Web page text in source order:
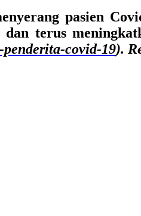
pasien
terus
covid-19).